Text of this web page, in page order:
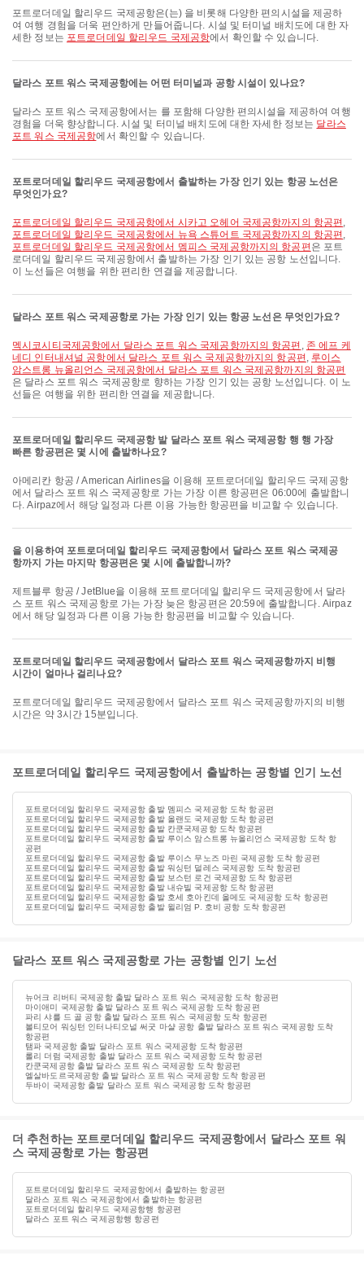
포트로더데일 할리우드 국제공항은(는) 을 비롯해 다양한 편의시설을 제공하
여 여행 경험을 더욱 편안하게 만들어줍니다. 시설 및 터미널 배치도에 대한 자
세한 정보는 포트로더데일 할리우드 국제공항에서 확인할 수 있습니다.
달라스 포트 워스 국제공항에는 어떤 터미널과 공항 시설이 있나요?
달라스 포트 워스 국제공항에서는 를 포함해 다양한 편의시설을 제공하여 여행
경험을 더욱 향상합니다. 시설 및 터미널 배치도에 대한 자세한 정보는 달라스
포트 워스 국제공항에서 확인할 수 있습니다.
포트로더데일 할리우드 국제공항에서 출발하는 가장 인기 있는 항공 노선은
무엇인가요?
포트로더데일 할리우드 국제공항에서 시카고 오헤어 국제공항까지의 항공편 ,
포트로더데일 할리우드 국제공항에서 뉴욕 스튜어트 국제공항까지의 항공편 ,
포트로더데일 할리우드 국제공항에서 멤피스 국제공항까지의 항공편 은 포트
로더데일 할리우드 국제공항에서 출발하는 가장 인기 있는 공항 노선입니다.
이 노선들은 여행을 위한 편리한 연결을 제공합니다.
달라스 포트 워스 국제공항로 가는 가장 인기 있는 항공 노선은 무엇인가요?
멕시코시티국제공항에서 달라스 포트 워스 국제공항까지의 항공편 , 존 에프 케
네디 인터내셔널 공항에서 달라스 포트 워스 국제공항까지의 항공편 , 루이스
암스트롱 뉴올리언스 국제공항에서 달라스 포트 워스 국제공항까지의 항공편
은 달라스 포트 워스 국제공항로 향하는 가장 인기 있는 공항 노선입니다. 이 노
선들은 여행을 위한 편리한 연결을 제공합니다.
포트로더데일 할리우드 국제공항 발 달라스 포트 워스 국제공항 행 행 가장
빠른 항공편은 몇 시에 출발하나요?
아메리칸 항공 / American Airlines을 이용해 포트로더데일 할리우드 국제공항
에서 달라스 포트 워스 국제공항로 가는 가장 이른 항공편은 06:00에 출발합니
다. Airpaz에서 해당 일정과 다른 이용 가능한 항공편을 비교할 수 있습니다.
을 이용하여 포트로더데일 할리우드 국제공항에서 달라스 포트 워스 국제공
항까지 가는 마지막 항공편은 몇 시에 출발합니까?
제트블루 항공 / JetBlue을 이용해 포트로더데일 할리우드 국제공항에서 달라
스 포트 워스 국제공항로 가는 가장 늦은 항공편은 20:59에 출발합니다. Airpaz
에서 해당 일정과 다른 이용 가능한 항공편을 비교할 수 있습니다.
포트로더데일 할리우드 국제공항에서 달라스 포트 워스 국제공항까지 비행
시간이 얼마나 걸리나요?
포트로더데일 할리우드 국제공항에서 달라스 포트 워스 국제공항까지의 비행
시간은 약 3시간 15분입니다.
포트로더데일 할리우드 국제공항에서 출발하는 공항별 인기 노선
포트로더데일 할리우드 국제공항 출발 멤피스 국제공항 도착 항공편
포트로더데일 할리우드 국제공항 출발 올랜도 국제공항 도착 항공편
포트로더데일 할리우드 국제공항 출발 칸쿤국제공항 도착 항공편
포트로더데일 할리우드 국제공항 출발 루이스 암스트롱 뉴올리언스 국제공항 도착 항
공편
포트로더데일 할리우드 국제공항 출발 루이스 무노즈 마린 국제공항 도착 항공편
포트로더데일 할리우드 국제공항 출발 워싱턴 덜레스 국제공항 도착 항공편
포트로더데일 할리우드 국제공항 출발 보스턴 로건 국제공항 도착 항공편
포트로더데일 할리우드 국제공항 출발 내슈빌 국제공항 도착 항공편
포트로더데일 할리우드 국제공항 출발 호세 호아킨데 올메도 국제공항 도착 항공편
포트로더데일 할리우드 국제공항 출발 윌리엄 P. 호비 공항 도착 항공편
달라스 포트 워스 국제공항로 가는 공항별 인기 노선
뉴어크 리버티 국제공항 출발 달라스 포트 워스 국제공항 도착 항공편
마이애미 국제공항 출발 달라스 포트 워스 국제공항 도착 항공편
파리 샤를 드 골 공항 출발 달라스 포트 워스 국제공항 도착 항공편
볼티모어 워싱턴 인터나티오널 써굿 마샬 공항 출발 달라스 포트 워스 국제공항 도착
항공편
탬파 국제공항 출발 달라스 포트 워스 국제공항 도착 항공편
롤리 더럼 국제공항 출발 달라스 포트 워스 국제공항 도착 항공편
칸쿤국제공항 출발 달라스 포트 워스 국제공항 도착 항공편
엘살바도르국제공항 출발 달라스 포트 워스 국제공항 도착 항공편
두바이 국제공항 출발 달라스 포트 워스 국제공항 도착 항공편
더 추천하는 포트로더데일 할리우드 국제공항에서 달라스 포트 워
스 국제공항로 가는 항공편
포트로더데일 할리우드 국제공항에서 출발하는 항공편
달라스 포트 워스 국제공항에서 출발하는 항공편
포트로더데일 할리우드 국제공항행 항공편
달라스 포트 워스 국제공항행 항공편